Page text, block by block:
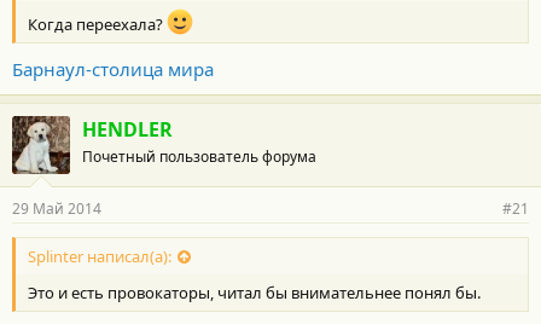
Когда переехала?
Барнаул-столица мира
HENDLER
Почетный пользователь форума
29 Май 2014 #21
Splinter написал(а):
Это и есть провокаторы, читал бы внимательнее понял бы.